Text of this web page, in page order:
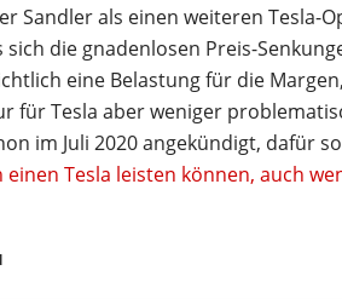
Sandler als einen weiteren Tesla-
sich die gnadenlosen Preis-
eine Belastung für die
für Tesla aber weniger
im Juli 2020 angekündigt, dafür
einen Tesla leisten können, auch